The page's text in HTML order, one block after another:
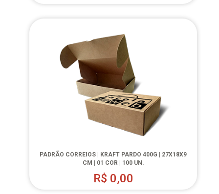
PADRÃO CORREIOS | KRAFT PARDO 400G | 27X18X9
CM | 01 COR | 100 UN.
R$ 0,00